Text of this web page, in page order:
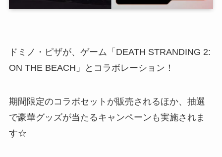
ドミノ・ピザが、ゲーム「DEATH STRANDING 2:
ON THE BEACH」とコラボレーション！
期間限定のコラボセットが販売されるほか、抽選
で豪華グッズが当たるキャンペーンも実施されま
す☆